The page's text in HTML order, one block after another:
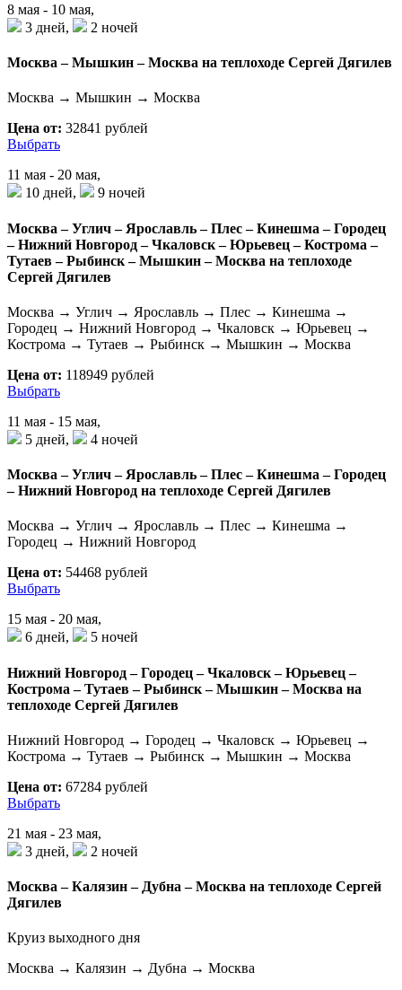
8 мая - 10 мая,
3 дней,
2 ночей
Москва – Мышкин – Москва на теплоходе Сергей Дягилев
Москва → Мышкин → Москва
Цена от: 32841 рублей
Выбрать
11 мая - 20 мая,
10 дней,
9 ночей
Москва – Углич – Ярославль – Плес – Кинешма – Городец
– Нижний Новгород – Чкаловск – Юрьевец – Кострома –
Тутаев – Рыбинск – Мышкин – Москва на теплоходе
Сергей Дягилев
Москва → Углич → Ярославль → Плес → Кинешма →
Городец → Нижний Новгород → Чкаловск → Юрьевец →
Кострома → Тутаев → Рыбинск → Мышкин → Москва
Цена от: 118949 рублей
Выбрать
11 мая - 15 мая,
5 дней,
4 ночей
Москва – Углич – Ярославль – Плес – Кинешма – Городец
– Нижний Новгород на теплоходе Сергей Дягилев
Москва → Углич → Ярославль → Плес → Кинешма →
Городец → Нижний Новгород
Цена от: 54468 рублей
Выбрать
15 мая - 20 мая,
6 дней,
5 ночей
Нижний Новгород – Городец – Чкаловск – Юрьевец –
Кострома – Тутаев – Рыбинск – Мышкин – Москва на
теплоходе Сергей Дягилев
Нижний Новгород → Городец → Чкаловск → Юрьевец →
Кострома → Тутаев → Рыбинск → Мышкин → Москва
Цена от: 67284 рублей
Выбрать
21 мая - 23 мая,
3 дней,
2 ночей
Москва – Калязин – Дубна – Москва на теплоходе Сергей
Дягилев
Круиз выходного дня
Москва → Калязин → Дубна → Москва